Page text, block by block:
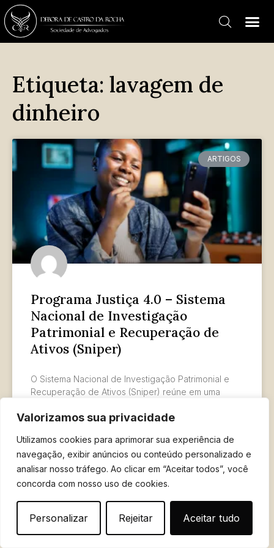
Valorizamos sua privacidade
Utilizamos cookies para aprimorar sua experiência de
navegação, exibir anúncios ou conteúdo personalizado e
analisar nosso tráfego. Ao clicar em “Aceitar todos”, você
concorda com nosso uso de cookies.
Personalizar Rejeitar Aceitar tudo
Etiqueta: lavagem de
dinheiro
ARTIGOS
Programa Justiça 4.0 – Sistema
Nacional de Investigação
Patrimonial e Recuperação de
Ativos (Sniper)
O Sistema Nacional de Investigação Patrimonial e
Recuperação de Ativos (Sniper) reúne em uma
identificação, bloqueio e constrição de
15 de outubro de 2025